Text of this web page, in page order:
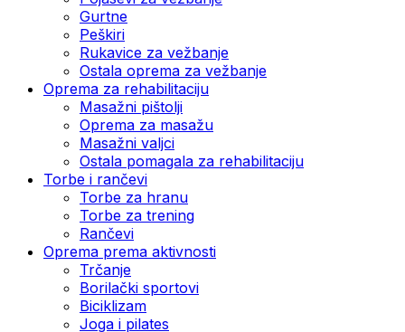
Gurtne
Peškiri
Rukavice za vežbanje
Ostala oprema za vežbanje
Oprema za rehabilitaciju
Masažni pištolji
Oprema za masažu
Masažni valjci
Ostala pomagala za rehabilitaciju
Torbe i rančevi
Torbe za hranu
Torbe za trening
Rančevi
Oprema prema aktivnosti
Trčanje
Borilački sportovi
Biciklizam
Joga i pilates